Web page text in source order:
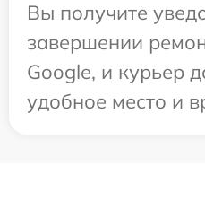
Вы получите
завершении
Google, и курьер
удобное место и